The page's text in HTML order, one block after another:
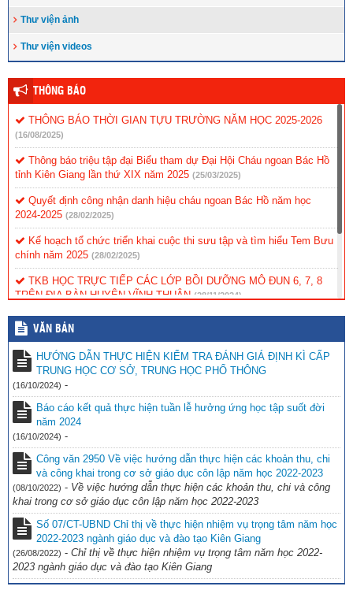
Thư viện ảnh
Thư viện videos
THÔNG BÁO
THÔNG BÁO THỜI GIAN TỰU TRƯỜNG NĂM HỌC 2025-2026
(16/08/2025)
Thông báo triệu tập đại Biểu tham dự Đại Hội Cháu ngoan Bác Hồ
tỉnh Kiên Giang lần thứ XIX năm 2025 (25/03/2025)
Quyết định công nhận danh hiệu cháu ngoan Bác Hồ năm học
2024-2025 (28/02/2025)
Kế hoạch tổ chức triển khai cuộc thi sưu tập và tìm hiểu Tem Bưu
chính năm 2025 (28/02/2025)
TKB HỌC TRỰC TIẾP CÁC LỚP BỒI DƯỠNG MÔ ĐUN 6, 7, 8
TRÊN ĐỊA BÀN HUYỆN VĨNH THUẬN (28/11/2024)
Kế hoạch BDTX 2024-2025
Đại Hội Liên Đội Nhiệm Kỳ 2024-2025
THỜI KHOÁ BIỂU HKI NĂM HỌC 2024-2025_THCS
VĂN BẢN
HƯỚNG DẪN THỰC HIỆN KIỂM TRA ĐÁNH GIÁ ĐỊNH KÌ CẤP
TRUNG HỌC CƠ SỞ, TRUNG HỌC PHỔ THÔNG
(16/10/2024) -
Báo cáo kết quả thực hiện tuần lễ hưởng ứng học tập suốt đời
năm 2024
(16/10/2024) -
Công văn 2950 Về việc hướng dẫn thực hiện các khoản thu, chi
và công khai trong cơ sở giáo dục côn lập năm học 2022-2023
(08/10/2022) - Về việc hướng dẫn thực hiện các khoản thu, chi và công
khai trong cơ sở giáo dục côn lập năm học 2022-2023
Số 07/CT-UBND Chỉ thị về thực hiện nhiệm vụ trọng tâm năm học
2022-2023 ngành giáo dục và đào tạo Kiên Giang
(26/08/2022) - Chỉ thị về thực hiện nhiệm vụ trọng tâm năm học 2022-
2023 ngành giáo dục và đào tạo Kiên Giang